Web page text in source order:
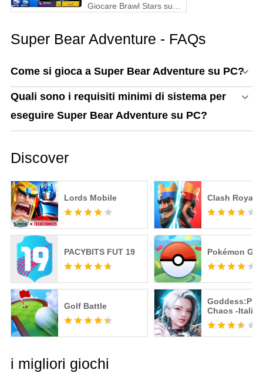
Giocare Brawl Stars su
Super Bear Adventure - FAQs
Come si gioca a Super Bear Adventure su PC?
Quali sono i requisiti minimi di sistema per
eseguire Super Bear Adventure su PC?
Discover
Lords Mobile Clash Royale
PACYBITS FUT 19 Pokémon GO
Golf Battle
Chaos -
Action
i migliori giochi